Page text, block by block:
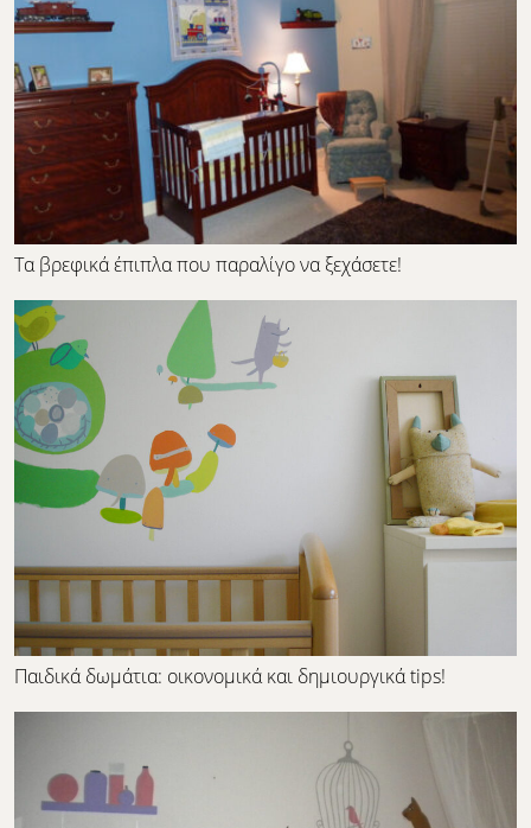
Τα βρεφικά έπιπλα που παραλίγο να ξεχάσετε!
Παιδικά δωμάτια: οικονομικά και δημιουργικά tips!